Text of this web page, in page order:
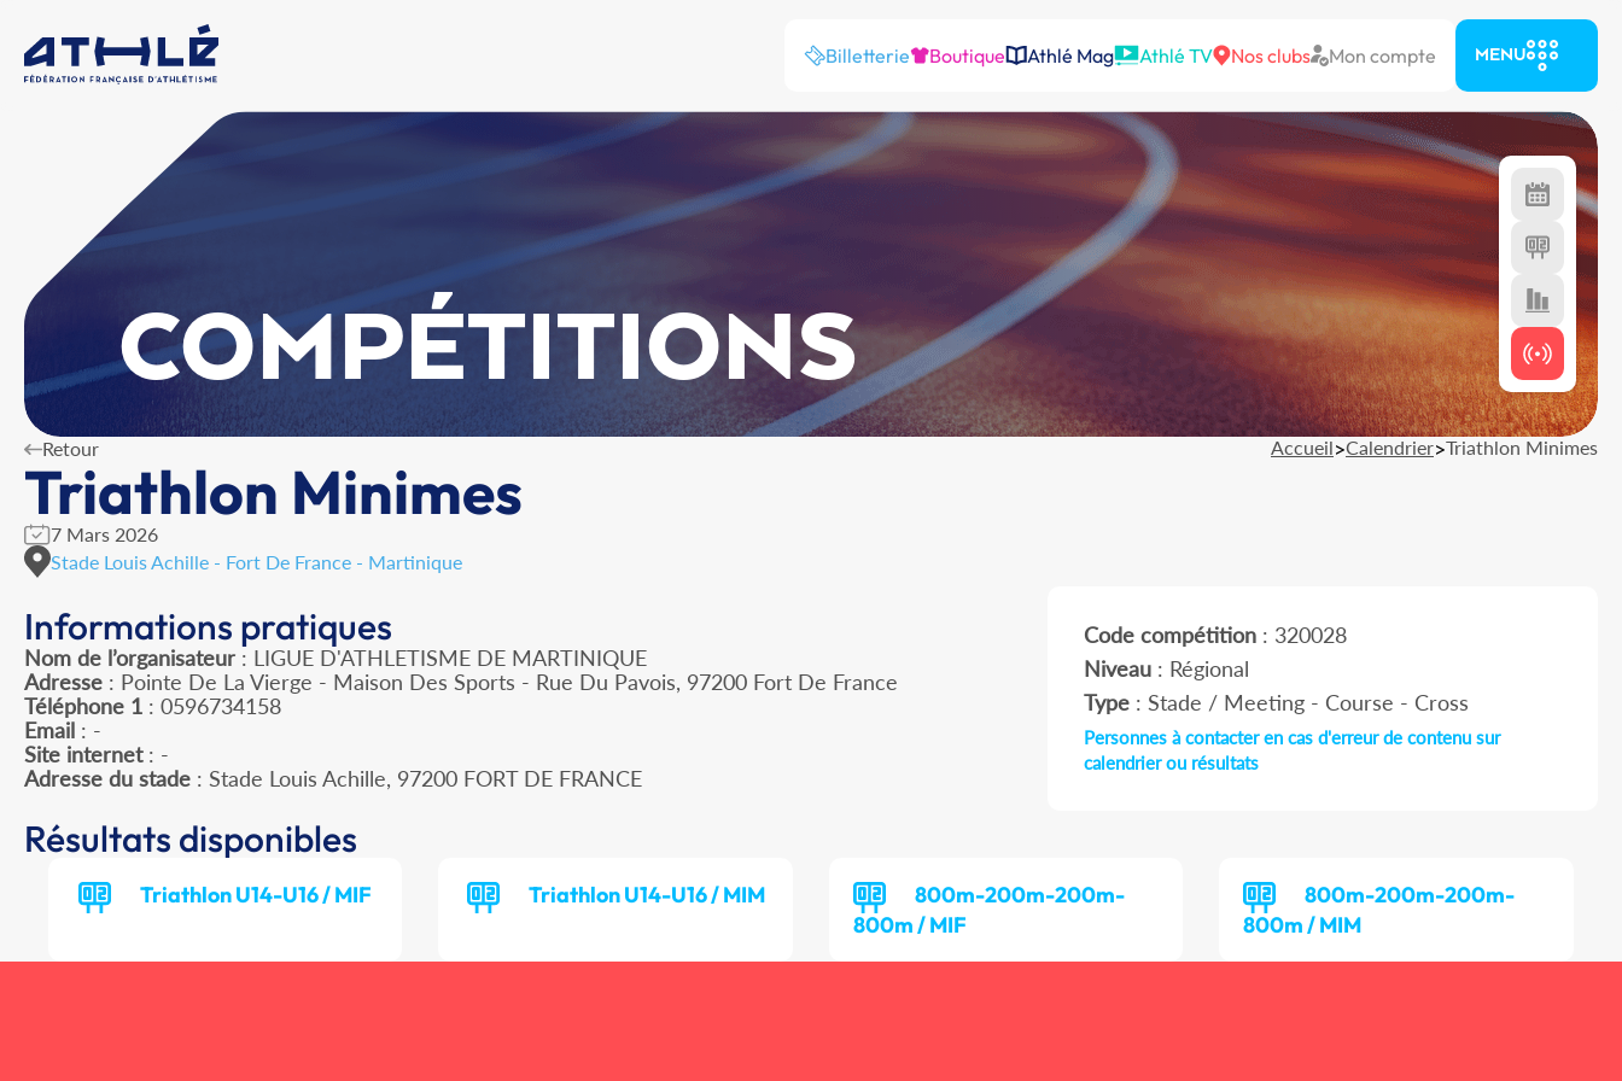
Billetterie Boutique Athlé Mag Athlé TV Nos clubs Mon compte MENU
COMPÉTITIONS
Retour Accueil>Calendrier>Triathlon Minimes
Triathlon Minimes
7 Mars 2026
Stade Louis Achille - Fort De France - Martinique
Informations pratiques
Nom de l’organisateur : LIGUE D'ATHLETISME DE MARTINIQUE
Adresse : Pointe De La Vierge - Maison Des Sports - Rue Du Pavois, 97200 Fort De France
Téléphone 1 : 0596734158
Email : -
Site internet: -
Adresse du stade : Stade Louis Achille, 97200 FORT DE FRANCE
Code compétition: 320028
Niveau: Régional
Type: Stade / Meeting - Course - Cross
Personnes à contacter en cas d'erreur de contenu sur
calendrier ou résultats
Résultats disponibles
Triathlon U14-U16 / MIF Triathlon U14-U16 / MIM
800m-200m-200m-
800m / MIF
800m-200m-200m-
800m / MIM